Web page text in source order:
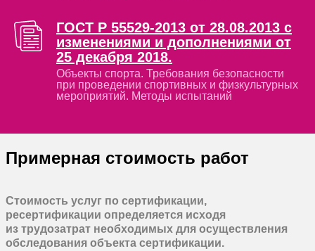
ГОСТ Р 55529-2013 от 28.08.2013 с
изменениями и дополнениями от
25 декабря 2018.
Объекты спорта. Требования безопасности
при проведении спортивных и физкультурных
мероприятий. Методы испытаний
Примерная стоимость работ
Стоимость услуг по сертификации,
ресертификации определяется исходя
из трудозатрат необходимых для осуществления
обследования объекта сертификации.